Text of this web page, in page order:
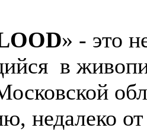
» - это
в
недалеко